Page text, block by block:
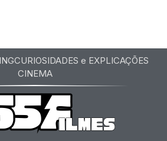
CURIOSIDADES e EXPLICAÇÕES
CINEMA